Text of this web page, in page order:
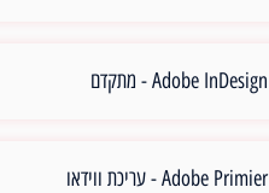
Adobe InDesign - מתקדם
Adobe Primier - עריכת ווידאו